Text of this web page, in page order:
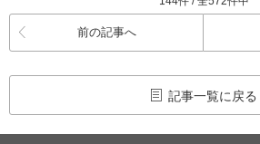
前の記事へ
記事一覧に戻る